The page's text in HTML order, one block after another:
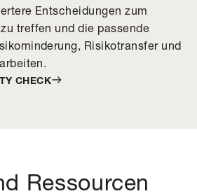
Entscheidungen zum
treffen und die passende
Risikotransfer und
CHECK
Ressourcen